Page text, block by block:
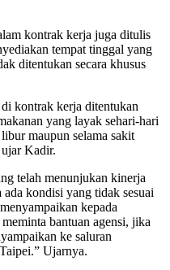
kontrak kerja juga ditulis
tempat tinggal yang
ditentukan secara khusus
kontrak kerja ditentukan
yang layak sehari-hari
maupun selama sakit
Kadir.
telah menunjukan kinerja
kondisi yang tidak sesuai
kepada
bantuan agensi, jika
ke saluran
Ujarnya.